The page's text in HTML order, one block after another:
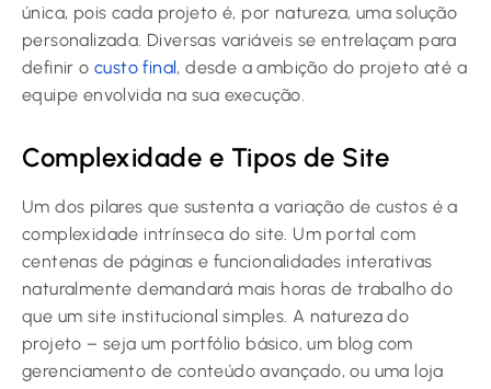
única, pois cada projeto é, por natureza, uma solução
personalizada. Diversas variáveis se entrelaçam para
definir ocusto final, desde a ambição do projeto até a
equipe envolvida na sua execução.
Complexidade e Tipos de Site
Um dos pilares que sustenta a variação de custos é a
complexidade intrínseca do site. Um portal com
centenas de páginas e funcionalidades interativas
naturalmente demandará mais horas de trabalho do
que um site institucional simples. A natureza do
projeto – seja um portfólio básico, um blog com
gerenciamento de conteúdo avançado, ou uma loja